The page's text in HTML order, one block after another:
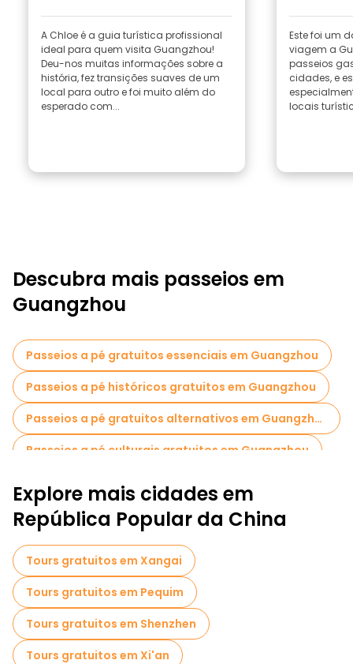
A Chloe é a guia turística profissional
ideal para quem visita Guangzhou!
Deu-nos muitas informações sobre a
história, fez transições suaves de um
local para outro e foi muito além do
esperado com...
Este foi um
viagem a
passeios
cidades, e
locais
Descubra mais passeios em
Guangzhou
Passeios a pé gratuitos essenciais em Guangzhou
Passeios a pé históricos gratuitos em Guangzhou
Passeios a pé gratuitos alternativos em Guangzhou
Passeios a pé culturais gratuitos em Guangzhou
Bilhetes de entrada em Guangzhou
Visitas ao mercado em Guangzhou
Visitas de degustação locais em Guangzhou
Passeios gratuitos de um dia em Guangzhou
Passeios gastronômicos em Guangzhou
Explore mais cidades em
República Popular da China
Tours gratuitos em Xangai
Tours gratuitos em Pequim
Tours gratuitos em Shenzhen
Tours gratuitos em Xi'an